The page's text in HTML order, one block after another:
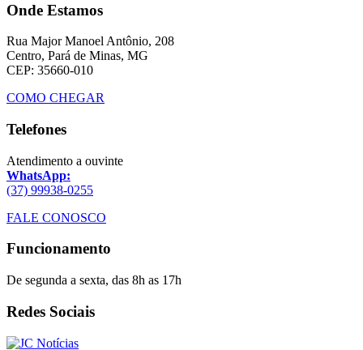
Onde Estamos
Rua Major Manoel Antônio, 208
Centro, Pará de Minas, MG
CEP: 35660-010
COMO CHEGAR
Telefones
Atendimento a ouvinte
WhatsApp:
(37) 99938-0255
FALE CONOSCO
Funcionamento
De segunda a sexta, das 8h as 17h
Redes Sociais